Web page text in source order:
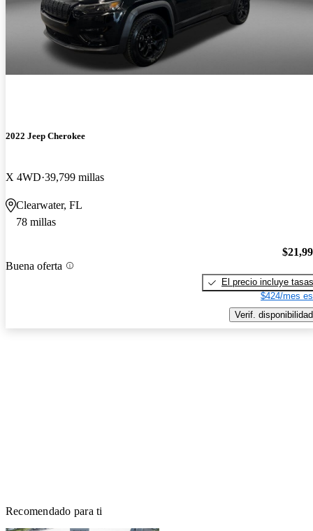
2022 Jeep Cherokee
X 4WD 39,799 millas
Clearwater, FL
78 millas
Buena oferta
El precio incluye tasas
$424/mes
Verif. disponibilidad
Recomendado para ti